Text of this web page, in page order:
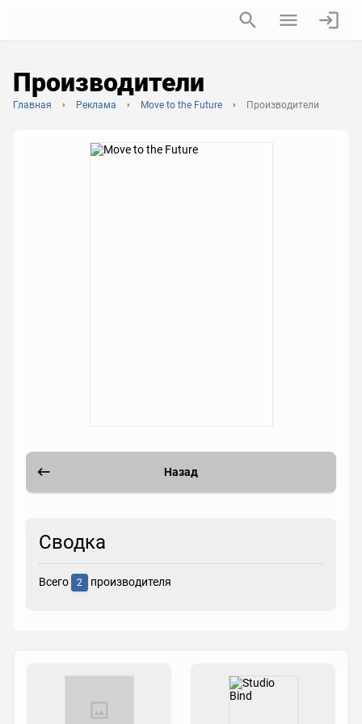
Производители
Главная Реклама Move to the Future Производители
Назад
Сводка
Всего 2 производителя